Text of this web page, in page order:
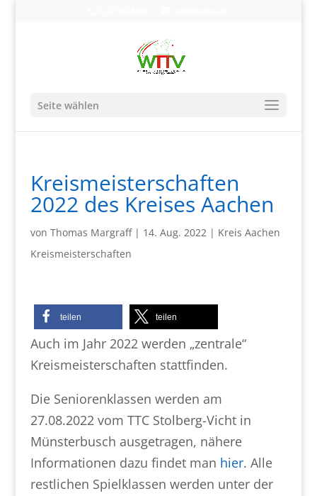
Seite wählen
Kreismeisterschaften
2022 des Kreises Aachen
von Thomas Margraff| 14. Aug. 2022| Kreis Aachen
Kreismeisterschaften
teilen teilen
Auch im Jahr 2022 werden „zentrale“
Kreismeisterschaften stattfinden.
Die Seniorenklassen werden am
27.08.2022 vom TTC Stolberg-Vicht in
Münsterbusch ausgetragen, nähere
Informationen dazu findet man hier. Alle
restlichen Spielklassen werden unter der